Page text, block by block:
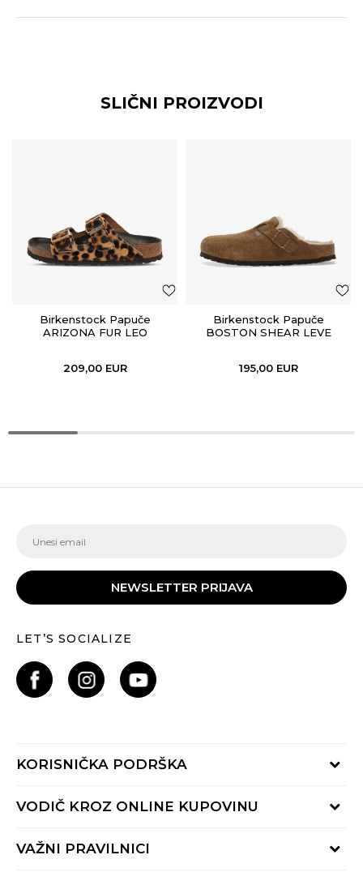
SLIČNI PROIZVODI
Birkenstock Papuče
ARIZONA FUR LEO
209,00 EUR
Birkenstock Papuče
BOSTON SHEAR LEVE
195,00 EUR
NEWSLETTER PRIJAVA
LET’S SOCIALIZE
KORISNIČKA PODRŠKA
Provjeri status porudžbine
Radno vrijeme 9-16h
VODIČ KROZ ONLINE KUPOVINU
Načini isporuke
VAŽNI PRAVILNICI